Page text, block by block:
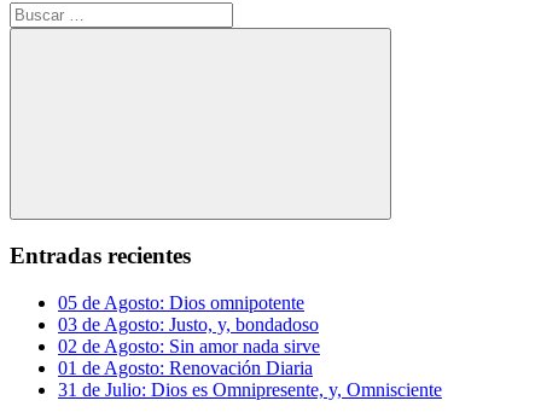
Buscar:
Buscar
Entradas recientes
05 de Agosto: Dios omnipotente
03 de Agosto: Justo, y, bondadoso
02 de Agosto: Sin amor nada sirve
01 de Agosto: Renovación Diaria
31 de Julio: Dios es Omnipresente, y, Omnisciente